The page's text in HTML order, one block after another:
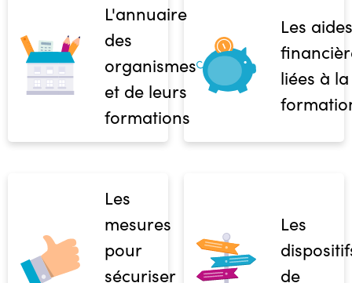
L'annuaire
des
organismes
et de leurs
formations
Les aides
liées à la
Les
mesures
pour
sécuriser
Les
de